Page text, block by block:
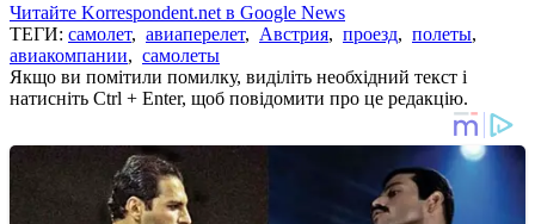
Читайте Korrespondent.net в Google News
ТЕГИ: самолет, авиаперелет, Австрия, проезд, полеты,
авиакомпании, самолеты
Якщо ви помітили помилку, виділіть необхідний текст і
натисніть Ctrl + Enter, щоб повідомити про це редакцію.